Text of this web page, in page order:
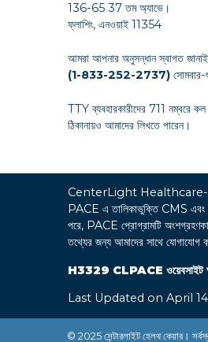
136-65 37 তম অ্যাভে।
ফ্লাশিং, এনওয়াই 11354
আমরা আপনার অনুসন্ধান স্বাগত
(1-833-252-2737)
TTY ব্যবহারকারীদের 711
ঠিকানায়ও আমাদের লিখতে পারেন।
CenterLight Healthcare-এর
PACE এ তালিকাভুক্তি CMS এবং
পরে, PACE প্রোগ্রামটি
তথ্যের জন্য আমাদের সাথে যোগাযোগ
H3329 CLPACE
Last Updated on April
© 2025 সেন্টারলাইট হেলথ কেয়ার।